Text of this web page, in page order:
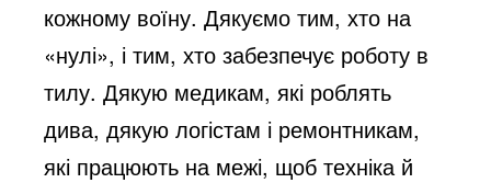
кожному воїну. Дякуємо тим, хто на
«нулі», і тим, хто забезпечує роботу в
тилу. Дякую медикам, які роблять
дива, дякую логістам і ремонтникам,
які працюють на межі, щоб техніка й